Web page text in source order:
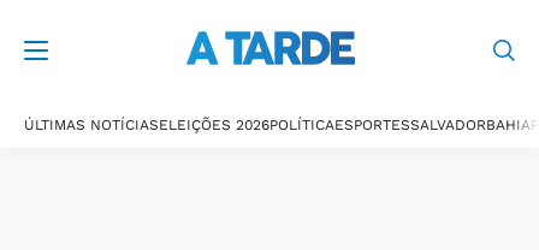
ÚLTIMAS NOTÍCIASELEIÇÕES 2026POLÍTICAESPORTESSALVADORBAHIA